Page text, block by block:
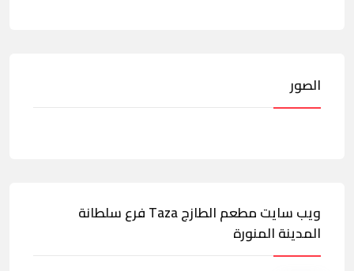
الصور
ويب سايت مطعم الطازج Taza فرع سلطانة
المدينة المنورة